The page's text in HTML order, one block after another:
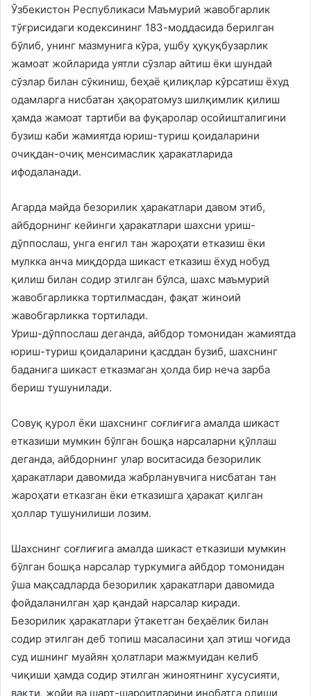
Ўзбекистон Республикаси Маъмурий жавобгарлик
тўғрисидаги кодексининг 183-моддасида берилган
бўлиб, унинг мазмунига кўра, ушбу ҳуқуқбузарлик
жамоат жойларида уятли сўзлар айтиш ёки шундай
сўзлар билан сўкиниш, беҳаё қилиқлар кўрсатиш ёхуд
одамларга нисбатан ҳақоратомуз шилқимлик қилиш
ҳамда жамоат тартиби ва фуқаролар осойишталигини
бузиш каби жамиятда юриш-туриш қоидаларини
очиқдан-очиқ менсимаслик ҳаракатларида
ифодаланади.
Агарда майда безорилик ҳаракатлари давом этиб,
айбдорнинг кейинги ҳаракатлари шахсни уриш-
дўппослаш, унга енгил тан жароҳати етказиш ёки
мулкка анча миқдорда шикаст етказиш ёхуд нобуд
қилиш билан содир этилган бўлса, шахс маъмурий
жавобгарликка тортилмасдан, фақат жиноий
жавобгарликка тортилади.
Уриш-дўппослаш деганда, айбдор томонидан жамиятда
юриш-туриш қоидаларини қасддан бузиб, шахснинг
баданига шикаст етказмаган ҳолда бир неча зарба
бериш тушунилади.
Совуқ қурол ёки шахснинг соғлиғига амалда шикаст
етказиши мумкин бўлган бошқа нарсаларни қўллаш
деганда, айбдорнинг улар воситасида безорилик
ҳаракатлари давомида жабрланувчига нисбатан тан
жароҳати етказган ёки етказишга ҳаракат қилган
ҳоллар тушунилиши лозим.
Шахснинг соғлиғига амалда шикаст етказиши мумкин
бўлган бошқа нарсалар туркумига айбдор томонидан
ўша мақсадларда безорилик ҳаракатлари давомида
фойдаланилган ҳар қандай нарсалар киради.
Безорилик ҳаракатлари ўтакетган беҳаёлик билан
содир этилган деб топиш масаласини ҳал этиш чоғида
суд ишнинг муайян ҳолатлари мажмуидан келиб
чиқиши ҳамда содир этилган жиноятнинг хусусияти,
вақти, жойи ва шарт-шароитларини инобатга олиши